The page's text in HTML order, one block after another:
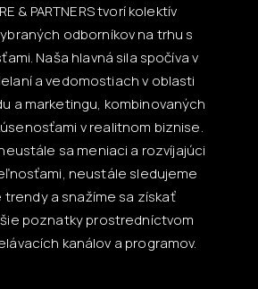
& PARTNERS tvorí kolektív
odborníkov na trhu s
Naša hlavná sila spočíva v
a vedomostiach v oblasti
a marketingu, kombinovaných
v realitnom biznise.
sa meniaci a rozvíjajúci
neustále sledujeme
trendy a snažíme sa získať
poznatky prostredníctvom
kanálov a programov.